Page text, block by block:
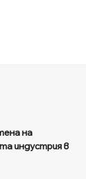
на
индустрия в